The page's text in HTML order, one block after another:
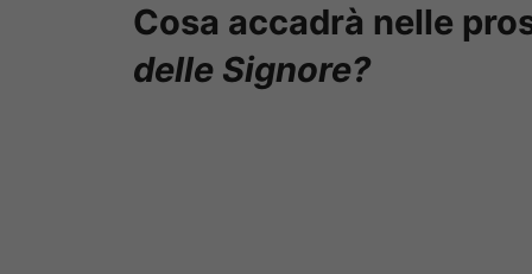
Cosa accadrà nelle
delle Signore?